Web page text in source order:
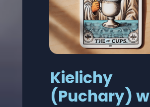
Kielichy
(Puchary) w